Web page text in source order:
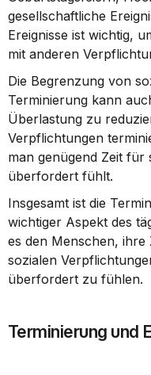
gesellschaftliche
Ereignisse ist wichtig,
mit anderen
Die Begrenzung von
Terminierung kann
Überlastung zu
Verpflichtungen
man genügend Zeit
überfordert fühlt.
Insgesamt ist die
wichtiger Aspekt des
es den Menschen,
sozialen
überfordert zu fühlen.
Terminierung und